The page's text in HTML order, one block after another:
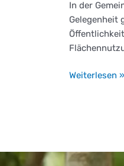
In der
Gelegenheit
Möglichkeit
zur
Einwendung!
Weiterlesen »